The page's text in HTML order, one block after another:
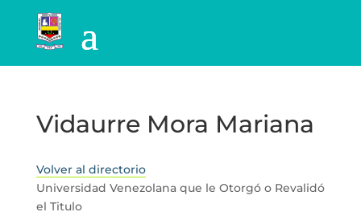
Vidaurre Mora Mariana
Volver al directorio
Universidad Venezolana que le Otorgó o Revalidó
el Titulo